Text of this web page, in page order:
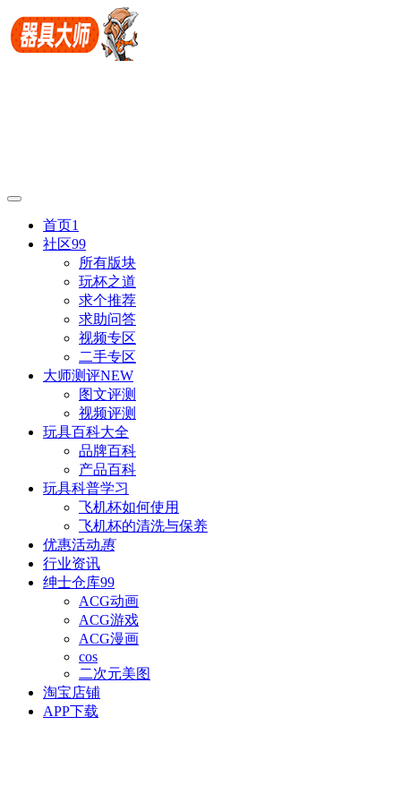
首页1
社区99
所有版块
玩杯之道
求个推荐
求助问答
视频专区
二手专区
大师测评NEW
图文评测
视频评测
玩具百科大全
品牌百科
产品百科
玩具科普学习
飞机杯如何使用
飞机杯的清洗与保养
优惠活动惠
行业资讯
绅士仓库99
ACG动画
ACG游戏
ACG漫画
cos
二次元美图
淘宝店铺
APP下载